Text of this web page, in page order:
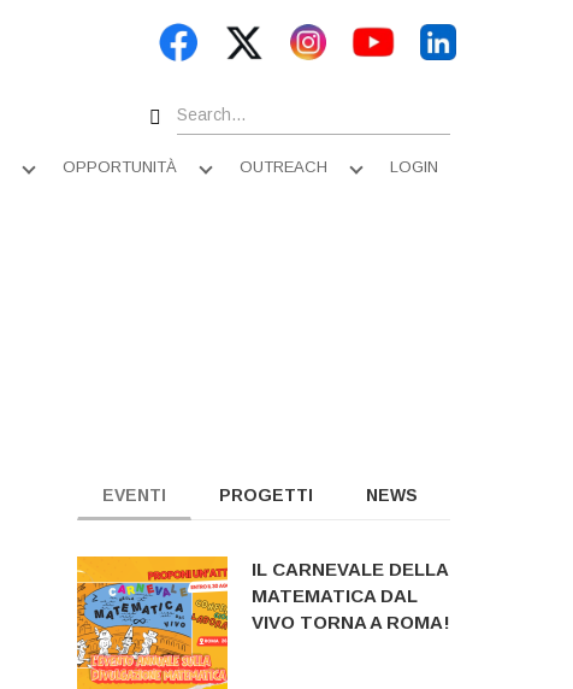
Search
Apri
OPPORTUNITÀ
Apri
OUTREACH
Apri
LOGIN
EVENTI PROGETTI NEWS
IL CARNEVALE DELLA
MATEMATICA DAL
VIVO TORNA A ROMA!